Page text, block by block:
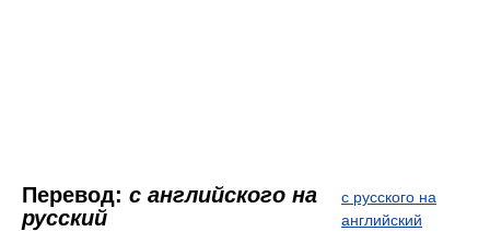
Перевод: с английского на
русский
с русского на
английский